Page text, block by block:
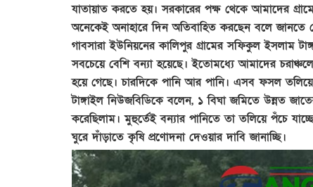
যাতায়াত করতে হয়। সরকারের পক্ষ থেকে আমাদের
অনেকেই অনাহারে দিন অতিবাহিত করছেন বলে জানতে
গাবসারা ইউনিয়নের কালিপুর গ্রামের সফিকুল ইসলাম
সবচেয়ে বেশি বন্যা হয়েছে। ইতোমধ্যে আমাদের
হয়ে গেছে। চারদিকে পানি আর পানি। এসব ফসল
টাঙ্গাইল নিউজবিডিকে বলেন, ১ বিঘা জমিতে উন্নত
করেছিলাম। মুহুর্তেই বন্যার পানিতে তা তলিয়ে পঁচে
ঘুরে দাঁড়াতে কৃষি প্রণোদনা দেওয়ার দাবি জানাচ্ছি।